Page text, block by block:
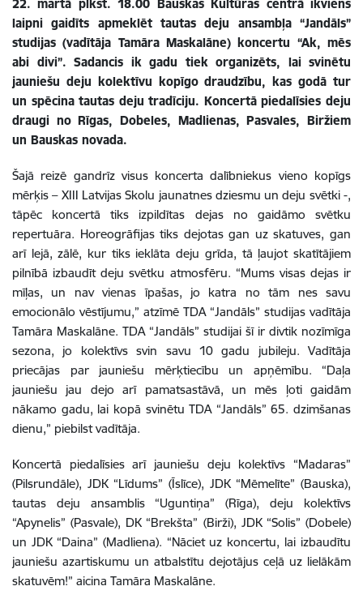
22. martā plkst. 18.00 Bauskas Kultūras centrā ikviens
laipni gaidīts apmeklēt tautas deju ansambļa “Jandāls”
studijas (vadītāja Tamāra Maskalāne) koncertu “Ak, mēs
abi divi”. Sadancis ik gadu tiek organizēts, lai svinētu
jauniešu deju kolektīvu kopīgo draudzību, kas godā tur
un spēcina tautas deju tradīciju. Koncertā piedalīsies deju
draugi no Rīgas, Dobeles, Madlienas, Pasvales, Biržiem
un Bauskas novada.
Šajā reizē gandrīz visus koncerta dalībniekus vieno kopīgs
mērķis – XIII Latvijas Skolu jaunatnes dziesmu un deju svētki -,
tāpēc koncertā tiks izpildītas dejas no gaidāmo svētku
repertuāra. Horeogrāfijas tiks dejotas gan uz skatuves, gan
arī lejā, zālē, kur tiks ieklāta deju grīda, tā ļaujot skatītājiem
pilnībā izbaudīt deju svētku atmosfēru. “Mums visas dejas ir
mīļas, un nav vienas īpašas, jo katra no tām nes savu
emocionālo vēstījumu,” atzīmē TDA “Jandāls” studijas vadītāja
Tamāra Maskalāne. TDA “Jandāls” studijai šī ir divtik nozīmīga
sezona, jo kolektīvs svin savu 10 gadu jubileju. Vadītāja
priecājas par jauniešu mērķtiecību un apņēmību. “Daļa
jauniešu jau dejo arī pamatsastāvā, un mēs ļoti gaidām
nākamo gadu, lai kopā svinētu TDA “Jandāls” 65. dzimšanas
dienu,” piebilst vadītāja.
Koncertā piedalīsies arī jauniešu deju kolektīvs “Madaras”
(Pilsrundāle), JDK “Līdums” (Īslīce), JDK “Mēmelīte” (Bauska),
tautas deju ansamblis “Uguntiņa” (Rīga), deju kolektīvs
“Apynelis” (Pasvale), DK “Brekšta” (Birži), JDK “Solis” (Dobele)
un JDK “Daina” (Madliena). “Nāciet uz koncertu, lai izbaudītu
jauniešu azartiskumu un atbalstītu dejotājus ceļā uz lielākām
skatuvēm!” aicina Tamāra Maskalāne.